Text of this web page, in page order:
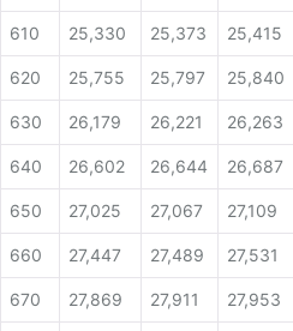
610 25,330 25,373 25,415
620 25,755 25,797 25,840
630 26,179 26,221 26,263
640 26,602 26,644 26,687
650 27,025 27,067 27,109
660 27,447 27,489 27,531
670 27,869 27,911 27,953